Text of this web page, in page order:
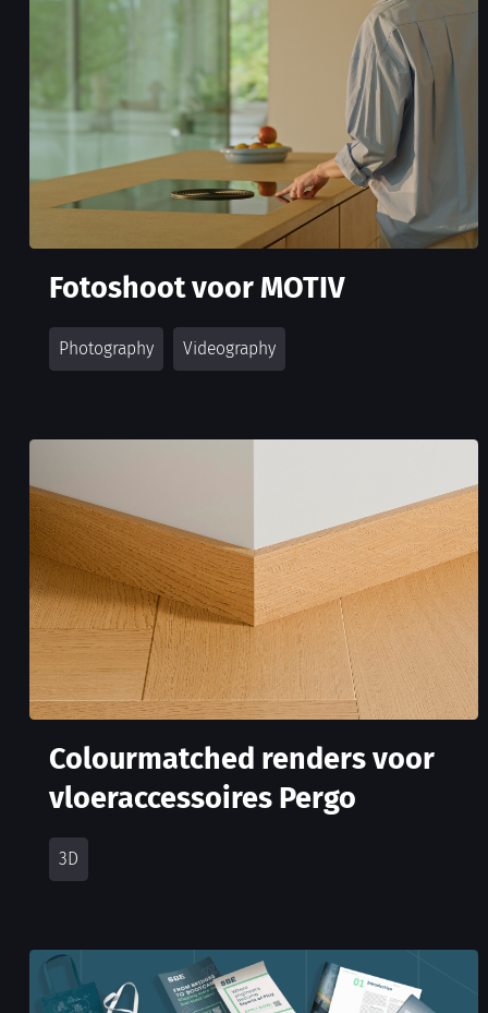
Fotoshoot voor MOTIV
Photography Videography
Colourmatched renders voor
vloeraccessoires Pergo
3D